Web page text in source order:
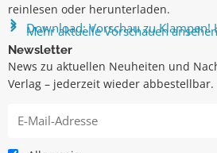
reinlesen oder herunterladen.
Download: Vorschau zu Klampen!
Mehr aktuelle Vorschauen ansehen
Newsletter
News zu aktuellen Neuheiten und
Verlag – jederzeit wieder abbestellbar.